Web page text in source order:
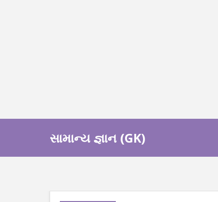
સામાન્ય જ્ઞાન (GK)